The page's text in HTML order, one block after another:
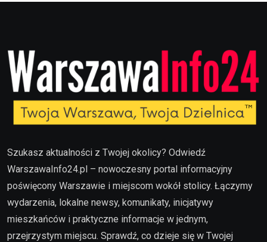
Szukasz aktualności z Twojej okolicy? Odwiedź
WarszawaInfo24.pl – nowoczesny portal informacyjny
poświęcony Warszawie i miejscom wokół stolicy. Łączymy
wydarzenia, lokalne newsy, komunikaty, inicjatywy
mieszkańców i praktyczne informacje w jednym,
przejrzystym miejscu. Sprawdź, co dzieje się w Twojej